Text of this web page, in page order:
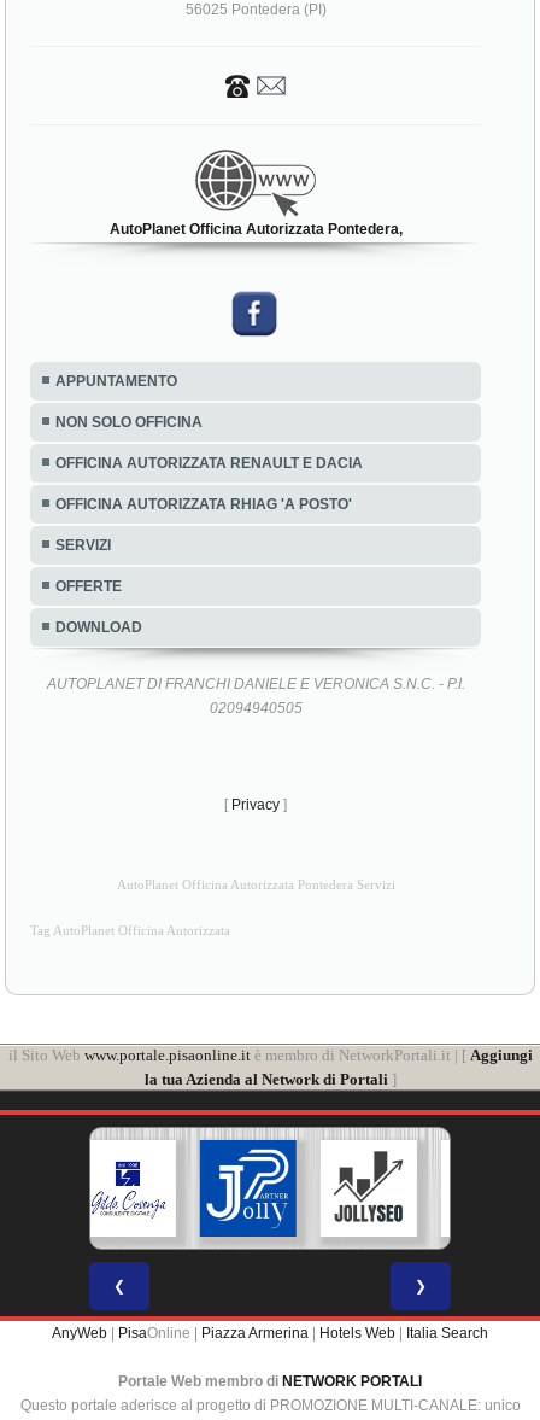
56025 Pontedera (PI)
AutoPlanet Officina Autorizzata Pontedera,
APPUNTAMENTO
NON SOLO OFFICINA
OFFICINA AUTORIZZATA RENAULT E DACIA
OFFICINA AUTORIZZATA RHIAG 'A POSTO'
SERVIZI
OFFERTE
DOWNLOAD
AUTOPLANET DI FRANCHI DANIELE E VERONICA S.N.C. - P.I.
02094940505
[ Privacy ]
AutoPlanet Officina Autorizzata Pontedera Servizi
Tag AutoPlanet Officina Autorizzata
il Sito Web www.portale.pisaonline.itè membro di NetworkPortali.it | [ Aggiungi
la tua Azienda al Network di Portali]
❮ ❯
AnyWeb PisaOnline | Piazza Armerina Hotels Web Italia Search
Portale Web membro di NETWORK PORTALI
Questo portale aderisce al progetto di PROMOZIONE MULTI-CANALE: unico